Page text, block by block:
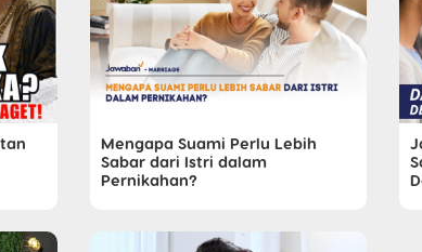
Mengapa Suami Perlu Lebih
Sabar dari Istri dalam
Pernikahan?